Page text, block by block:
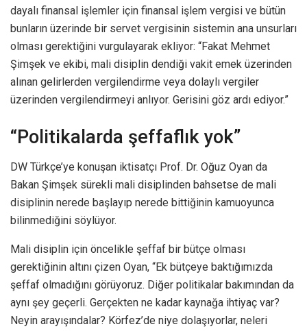
dayalı finansal işlemler için finansal işlem vergisi ve bütün
bunların üzerinde bir servet vergisinin sistemin ana unsurları
olması gerektiğini vurgulayarak ekliyor: “Fakat Mehmet
Şimşek ve ekibi, mali disiplin dendiği vakit emek üzerinden
alınan gelirlerden vergilendirme veya dolaylı vergiler
üzerinden vergilendirmeyi anlıyor. Gerisini göz ardı ediyor.”
“Politikalarda şeffaflık yok”
DW Türkçe’ye konuşan iktisatçı Prof. Dr. Oğuz Oyan da
Bakan Şimşek sürekli mali disiplinden bahsetse de mali
disiplinin nerede başlayıp nerede bittiğinin kamuoyunca
bilinmediğini söylüyor.
Mali disiplin için öncelikle şeffaf bir bütçe olması
gerektiğinin altını çizen Oyan, “Ek bütçeye baktığımızda
şeffaf olmadığını görüyoruz. Diğer politikalar bakımından da
aynı şey geçerli. Gerçekten ne kadar kaynağa ihtiyaç var?
Neyin arayışındalar? Körfez’de niye dolaşıyorlar, neleri